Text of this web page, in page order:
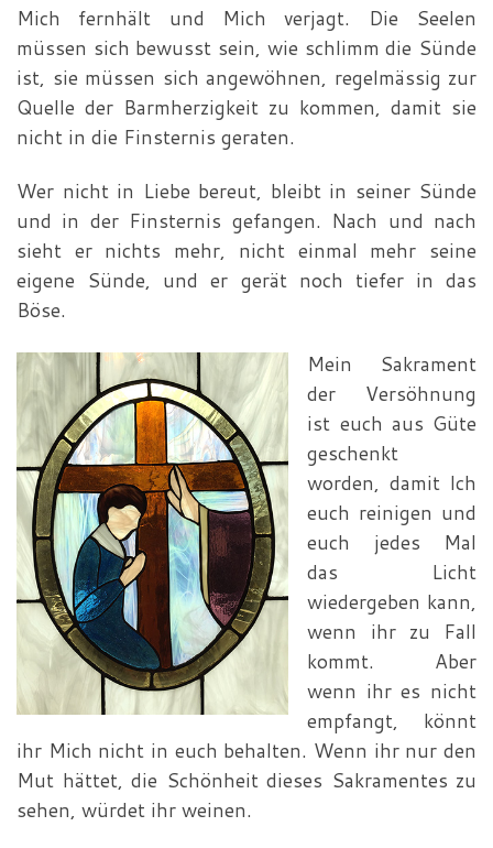
Mich fernhält und Mich verjagt. Die Seelen
müssen sich bewusst sein, wie schlimm die Sünde
ist, sie müssen sich angewöhnen, regelmässig zur
Quelle der Barmherzigkeit zu kommen, damit sie
nicht in die Finsternis geraten.
Wer nicht in Liebe bereut, bleibt in seiner Sünde
und in der Finsternis gefangen. Nach und nach
sieht er nichts mehr, nicht einmal mehr seine
eigene Sünde, und er gerät noch tiefer in das
Böse.
Mein Sakrament
der Versöhnung
ist euch aus Güte
geschenkt
worden, damit Ich
euch reinigen und
euch jedes Mal
das Licht
wiedergeben kann,
wenn ihr zu Fall
kommt. Aber
wenn ihr es nicht
empfangt, könnt
ihr Mich nicht in euch behalten. Wenn ihr nur den
Mut hättet, die Schönheit dieses Sakramentes zu
sehen, würdet ihr weinen.